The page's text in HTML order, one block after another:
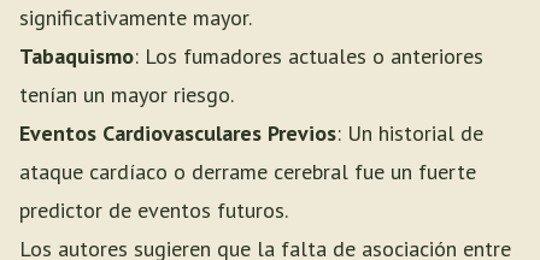
significativamente mayor.
Tabaquismo: Los fumadores actuales o anteriores
tenían un mayor riesgo.
Eventos Cardiovasculares Previos: Un historial de
ataque cardíaco o derrame cerebral fue un fuerte
predictor de eventos futuros.
Los autores sugieren que la falta de asociación entre